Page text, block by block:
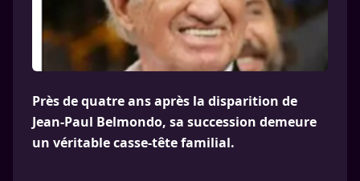
Près de quatre ans après la disparition de
Jean-Paul Belmondo, sa succession demeure
un véritable casse-tête familial.